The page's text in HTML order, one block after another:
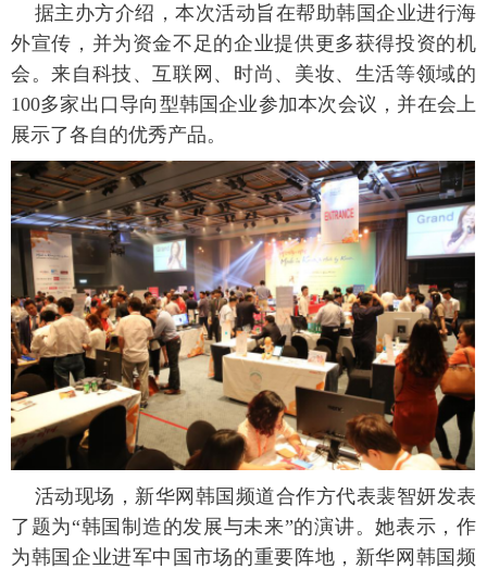
据主办方介绍，本次活动旨在帮助韩国企业进行海
外宣传，并为资金不足的企业提供更多获得投资的机
会。来自科技、互联网、时尚、美妆、生活等领域的
100多家出口导向型韩国企业参加本次会议，并在会上
展示了各自的优秀产品。
活动现场，新华网韩国频道合作方代表裴智妍发表
了题为“韩国制造的发展与未来”的演讲。她表示，作
为韩国企业进军中国市场的重要阵地，新华网韩国频